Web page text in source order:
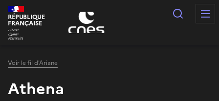
Panneau de gestion des cookies
RÉPUBLIQUE
FRANÇAISE
Voir le fil d'Ariane
Athena